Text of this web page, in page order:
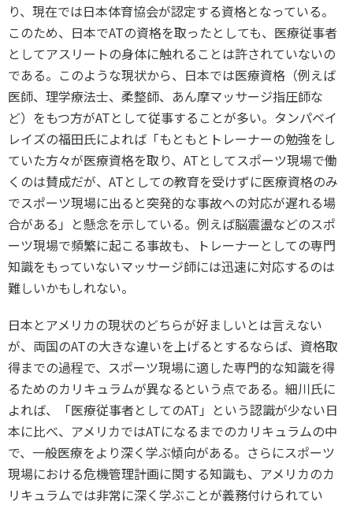
り、現在では日本体育協会が認定する資格となっている。
このため、日本でATの資格を取ったとしても、医療従事者
としてアスリートの身体に触れることは許されていないの
である。このような現状から、日本では医療資格（例えば
医師、理学療法士、柔整師、あん摩マッサージ指圧師な
ど）をもつ方がATとして従事することが多い。タンパベイ
レイズの福田氏によれば「もともとトレーナーの勉強をし
ていた方々が医療資格を取り、ATとしてスポーツ現場で働
くのは賛成だが、ATとしての教育を受けずに医療資格のみ
でスポーツ現場に出ると突発的な事故への対応が遅れる場
合がある」と懸念を示している。例えば脳震盪などのスポ
ーツ現場で頻繁に起こる事故も、トレーナーとしての専門
知識をもっていないマッサージ師には迅速に対応するのは
難しいかもしれない。
日本とアメリカの現状のどちらが好ましいとは言えない
が、両国のATの大きな違いを上げるとするならば、資格取
得までの過程で、スポーツ現場に適した専門的な知識を得
るためのカリキュラムが異なるという点である。細川氏に
よれば、「医療従事者としてのAT」という認識が少ない日
本に比べ、アメリカではATになるまでのカリキュラムの中
で、一般医療をより深く学ぶ傾向がある。さらにスポーツ
現場における危機管理計画に関する知識も、アメリカのカ
リキュラムでは非常に深く学ぶことが義務付けられてい